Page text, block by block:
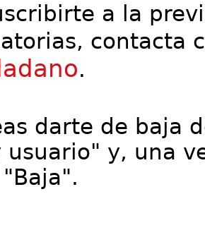
a la
contacta
.
darte de baja
usuario" y, una